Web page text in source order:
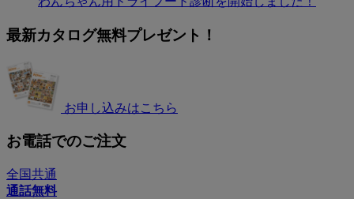
最新カタログ無料プレゼント！
お申し込みはこちら
お電話でのご注文
全国共通
通話無料